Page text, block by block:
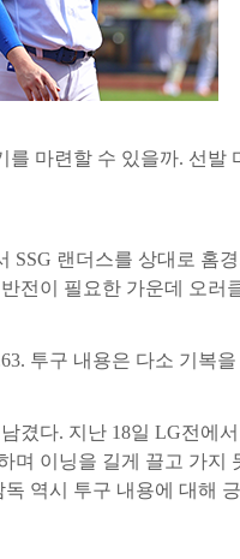
마련할 수 있을까. 선발
SSG 랜더스를 상대로 홈
전이 필요한 가운데 오러
투구 내용은 다소 기복
겼다. 지난 18일 LG전에
며 이닝을 길게 끌고 가지
역시 투구 내용에 대해